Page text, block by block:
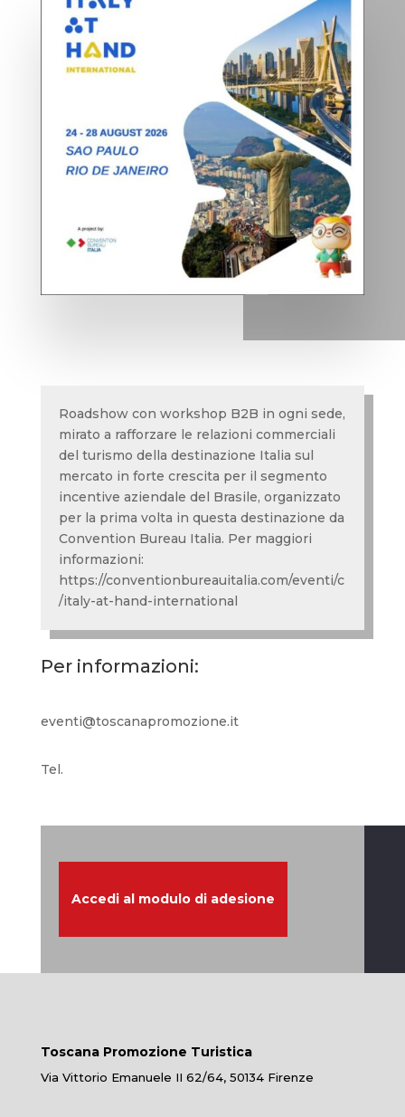
Roadshow con workshop B2B in ogni sede,
mirato a rafforzare le relazioni commerciali
del turismo della destinazione Italia sul
mercato in forte crescita per il segmento
incentive aziendale del Brasile, organizzato
per la prima volta in questa destinazione da
Convention Bureau Italia. Per maggiori
informazioni:
https://conventionbureauitalia.com/eventi/c
/italy-at-hand-international
Per informazioni:
eventi@toscanapromozione.it
Tel.
Accedi al modulo di adesione
Toscana Promozione Turistica
Via Vittorio Emanuele II 62/64, 50134 Firenze